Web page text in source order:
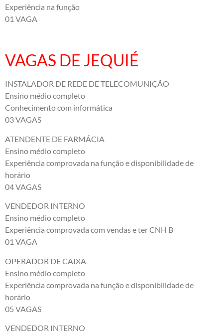
Experiência na função
01 VAGA
VAGAS DE JEQUIÉ
INSTALADOR DE REDE DE TELECOMUNIÇÃO
Ensino médio completo
Conhecimento com informática
03 VAGAS
ATENDENTE DE FARMÁCIA
Ensino médio completo
Experiência comprovada na função e disponibilidade de
horário
04 VAGAS
VENDEDOR INTERNO
Ensino médio completo
Experiência comprovada com vendas e ter CNH B
01 VAGA
OPERADOR DE CAIXA
Ensino médio completo
Experiência comprovada na função e disponibilidade de
horário
05 VAGAS
VENDEDOR INTERNO